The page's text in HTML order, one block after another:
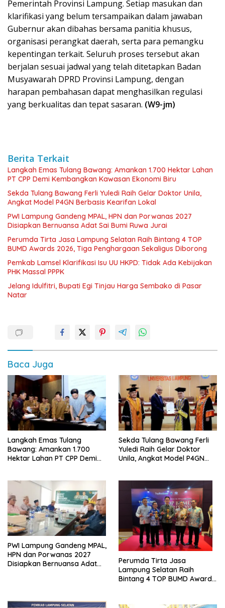
Pemerintah Provinsi Lampung. Setiap masukan dan
klarifikasi yang belum tersampaikan dalam jawaban
Gubernur akan dibahas bersama panitia khusus,
organisasi perangkat daerah, serta para pemangku
kepentingan terkait. Seluruh proses tersebut akan
berjalan sesuai jadwal yang telah ditetapkan Badan
Musyawarah DPRD Provinsi Lampung, dengan
harapan pembahasan dapat menghasilkan regulasi
yang berkualitas dan tepat sasaran. (W9-jm)
Berita Terkait
Langkah Emas Tulang Bawang: Amankan 1.700 Hektar Lahan
PT CPP Demi Kembangkan Kawasan Ekonomi Biru
Sekda Tulang Bawang Ferli Yuledi Raih Gelar Doktor Unila,
Angkat Model P4GN Berbasis Kearifan Lokal
PWI Lampung Gandeng MPAL, HPN dan Porwanas 2027
Disiapkan Bernuansa Adat Sai Bumi Ruwa Jurai
Perumda Tirta Jasa Lampung Selatan Raih Bintang 4 TOP
BUMD Awards 2026, Tiga Penghargaan Sekaligus Diborong
Pemkab Lamsel Klarifikasi Isu UU HKPD: Tidak Ada Kebijakan
PHK Massal PPPK
Jelang Idulfitri, Bupati Egi Tinjau Harga Sembako di Pasar
Natar
Baca Juga
Langkah Emas Tulang
Bawang: Amankan 1.700
Hektar Lahan PT CPP Demi
Sekda Tulang Bawang Ferli
Yuledi Raih Gelar Doktor
Unila, Angkat Model P4GN
PWI Lampung Gandeng MPAL,
HPN dan Porwanas 2027
Disiapkan Bernuansa Adat
Perumda Tirta Jasa
Lampung Selatan Raih
Bintang 4 TOP BUMD Awards